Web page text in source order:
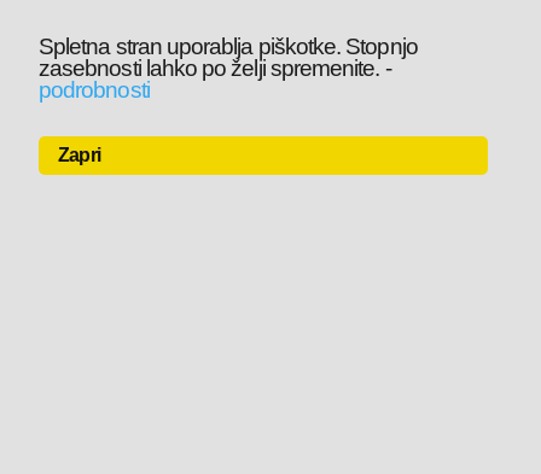
Spletna stran uporablja piškotke. Stopnjo
zasebnosti lahko po želji spremenite. -
podrobnosti
Zapri